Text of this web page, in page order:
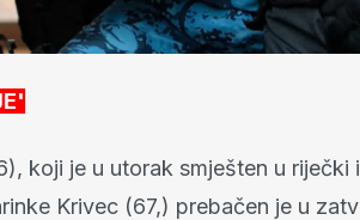
koji je u utorak smješten u
Krivec (67,) prebačen je u